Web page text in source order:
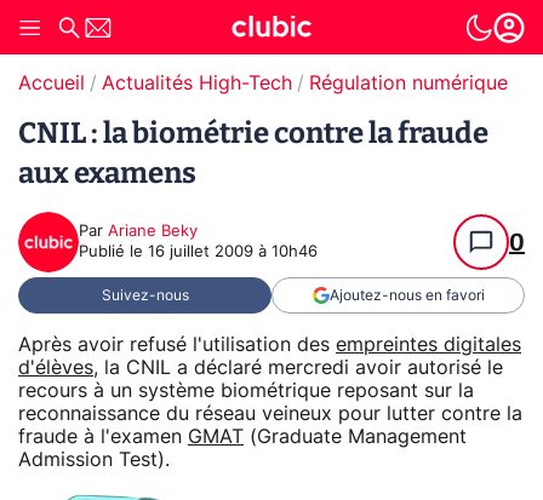
Accueil Actualités High-Tech Régulation numérique
CNIL : la biométrie contre la fraude
aux examens
Par Ariane Beky
Publié le 16 juillet 2009 à 10h46 0
Suivez-nous Ajoutez-nous en favori
Après avoir refusé l'utilisation des empreintes digitales
d'élèves, la CNIL a déclaré mercredi avoir autorisé le
recours à un système biométrique reposant sur la
reconnaissance du réseau veineux pour lutter contre la
fraude à l'examen GMAT (Graduate Management
Admission Test).